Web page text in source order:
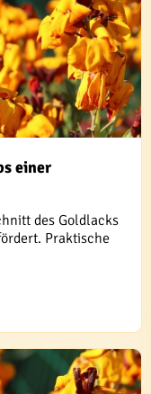
einer
des Goldlacks
Praktische